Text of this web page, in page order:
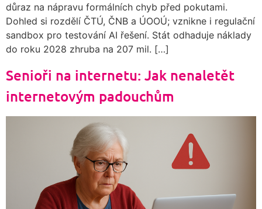
důraz na nápravu formálních chyb před pokutami.
Dohled si rozdělí ČTÚ, ČNB a ÚOOÚ; vznikne i regulační
sandbox pro testování AI řešení. Stát odhaduje náklady
do roku 2028 zhruba na 207 mil. […]
Senioři na internetu: Jak nenaletět
internetovým padouchům